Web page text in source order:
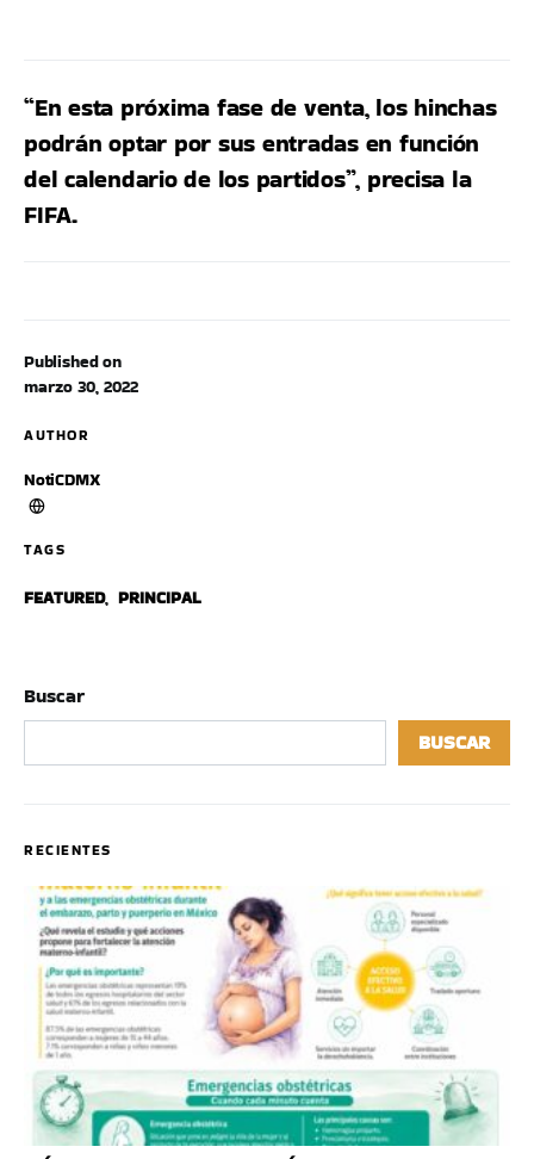
Published on
marzo 30, 2022
AUTHOR
NotiCDMX
TAGS
FEATURED, PRINCIPAL
“En esta próxima fase de venta, los hinchas
podrán optar por sus entradas en función
del calendario de los partidos”, precisa la
FIFA.
Buscar
BUSCAR
RECIENTES